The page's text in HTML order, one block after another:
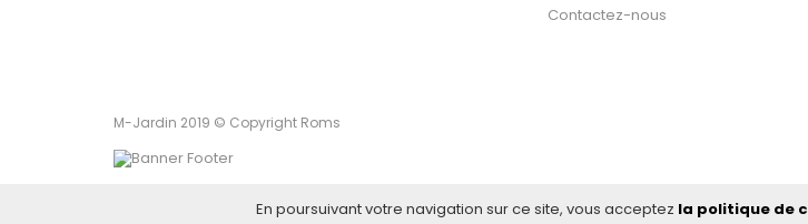
Contactez-nous
M-Jardin 2019 © Copyright Roms
En poursuivant votre navigation sur ce site, vous acceptez la politique de